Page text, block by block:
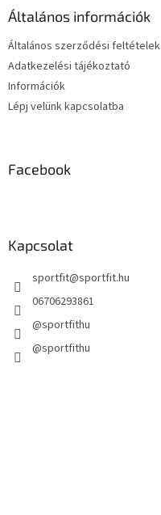
Általános információk
Általános szerződési feltételek
Adatkezelési tájékoztató
Információk
Lépj velünk kapcsolatba
Facebook
Kapcsolat
sportfit@sportfit.hu
06706293861
@sportfithu
@sportfithu